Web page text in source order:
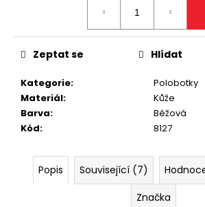
Kategorie:
Polobotky
Materiál:
Kůže
Barva:
Béžová
Kód: 8127
Zeptat se Hlídat
Popis Související (7)
Značka
ELEGANTNÍ
KABELKA
SE
ZLATÝM
ŘETÍZKEM